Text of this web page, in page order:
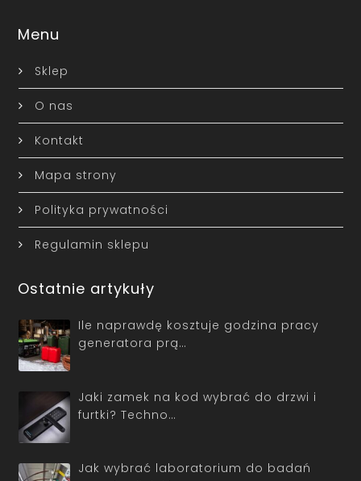
Menu
Sklep
O nas
Kontakt
Mapa strony
Polityka prywatności
Regulamin sklepu
Ostatnie artykuły
Ile naprawdę kosztuje godzina pracy
generatora prą…
Jaki zamek na kod wybrać do drzwi i
furtki? Techno…
Jak wybrać laboratorium do badań